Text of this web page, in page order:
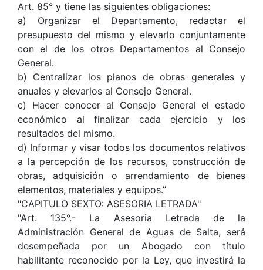
Art. 85° y tiene las siguientes obligaciones:
a) Organizar el Departamento, redactar el
presupuesto del mismo y elevarlo conjuntamente
con el de los otros Departamentos al Consejo
General.
b) Centralizar los planos de obras generales y
anuales y elevarlos al Consejo General.
c) Hacer conocer al Consejo General el estado
económico al finalizar cada ejercicio y los
resultados del mismo.
d) Informar y visar todos los documentos relativos
a la percepción de los recursos, construcción de
obras, adquisición o arrendamiento de bienes
elementos, materiales y equipos.”
"CAPITULO SEXTO: ASESORIA LETRADA"
"Art. 135°.- La Asesoria Letrada de la
Administración General de Aguas de Salta, será
desempeñada por un Abogado con título
habilitante reconocido por la Ley, que investirá la